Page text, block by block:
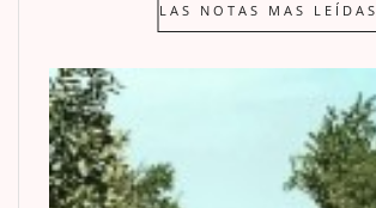
LAS NOTAS MAS LEÍDAS